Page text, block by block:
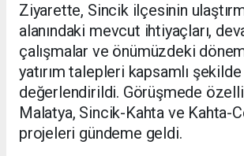
Ziyarette, Sincik ilçesinin
alanındaki mevcut ihtiyaçları,
çalışmalar ve önümüzdeki
yatırım talepleri kapsamlı şekilde
değerlendirildi. Görüşmede
Malatya, Sincik-Kahta ve Kahta-
projeleri gündeme geldi.